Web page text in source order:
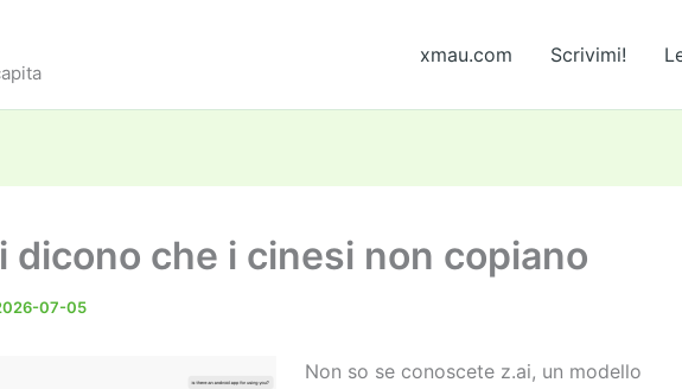
xmau.com Scrivimi!
dicono che i cinesi non copiano
07-05
Non so se conoscete z.ai, un modello